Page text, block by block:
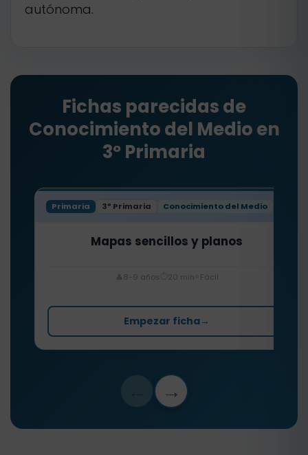
autónoma.
Fichas parecidas de
Conocimiento del Medio en
3º Primaria
Primaria 3º Primaria Conocimiento del Medio
Mapas sencillos y planos
8-9 años 20 min Fácil
Empezar ficha→
→